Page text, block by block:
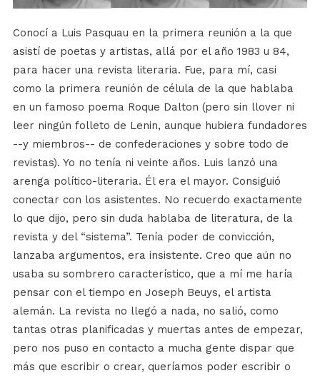
Conocí a Luis Pasquau en la primera reunión a la que
asistí de poetas y artistas, allá por el año 1983 u 84,
para hacer una revista literaria. Fue, para mí, casi
como la primera reunión de célula de la que hablaba
en un famoso poema Roque Dalton (pero sin llover ni
leer ningún folleto de Lenin, aunque hubiera fundadores
--y miembros-- de confederaciones y sobre todo de
revistas). Yo no tenía ni veinte años. Luis lanzó una
arenga político-literaria. Él era el mayor. Consiguió
conectar con los asistentes. No recuerdo exactamente
lo que dijo, pero sin duda hablaba de literatura, de la
revista y del “sistema”. Tenía poder de convicción,
lanzaba argumentos, era insistente. Creo que aún no
usaba su sombrero característico, que a mí me haría
pensar con el tiempo en Joseph Beuys, el artista
alemán. La revista no llegó a nada, no salió, como
tantas otras planificadas y muertas antes de empezar,
pero nos puso en contacto a mucha gente dispar que
más que escribir o crear, queríamos poder escribir o